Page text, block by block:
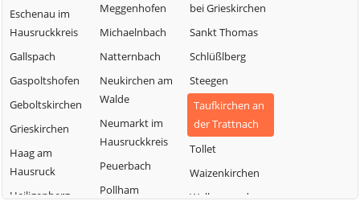
Eschenau im
Hausruckkreis
Gallspach
Gaspoltshofen
Geboltskirchen
Grieskirchen
Haag am
Hausruck
Heiligenberg
Meggenhofen
Michaelnbach
Natternbach
Neukirchen am
Walde
Neumarkt im
Hausruckkreis
Peuerbach
Pollham
bei Grieskirchen
Sankt Thomas
Schlüßlberg
Steegen
Taufkirchen an
der Trattnach
Tollet
Waizenkirchen
Wallern an der